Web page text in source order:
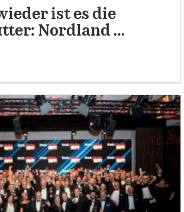
ist es die
Nordland …